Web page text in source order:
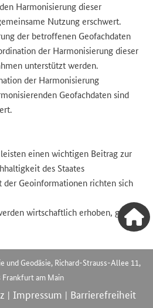
Harmonisierung dieser
Nutzung erschwert.
der betroffenen Geofachdaten
der Harmonisierung dieser
unterstützt werden.
der Harmonisierung
Geofachdaten sind
einen wichtigen Beitrag zur
des Staates
Geoinformationen richten sich
wirtschaftlich erhoben, geführt
und Geodäsie, Richard-Strauss-Allee 11,
Frankfurt am Main
| Impressum | Barrierefreiheit